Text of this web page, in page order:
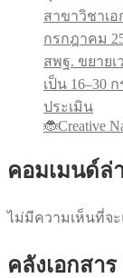
สาขาวิชาเ
กรกฎาคม
สพฐ. ขยาย
เป็น 16–30
ประเมิน
🐞Creative
คอมเมนด์ล่
ไม่มีความเห็นที่จ
คลังเอกสาร